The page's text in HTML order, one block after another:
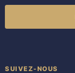
SUIVEZ-NOUS